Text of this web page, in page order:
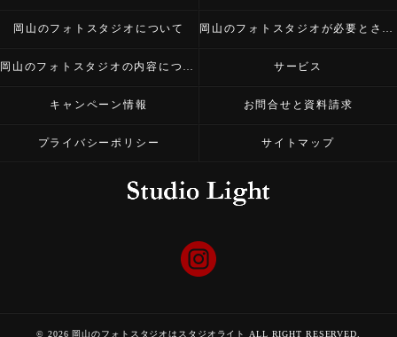
岡山のフォトスタジオについて 岡山のフォトスタジオが必要とされる理由
岡山のフォトスタジオの内容について サービス
キャンペーン情報 お問合せと資料請求
プライバシーポリシー サイトマップ
© 2026 岡山のフォトスタジオはスタジオライト ALL RIGHT RESERVED.